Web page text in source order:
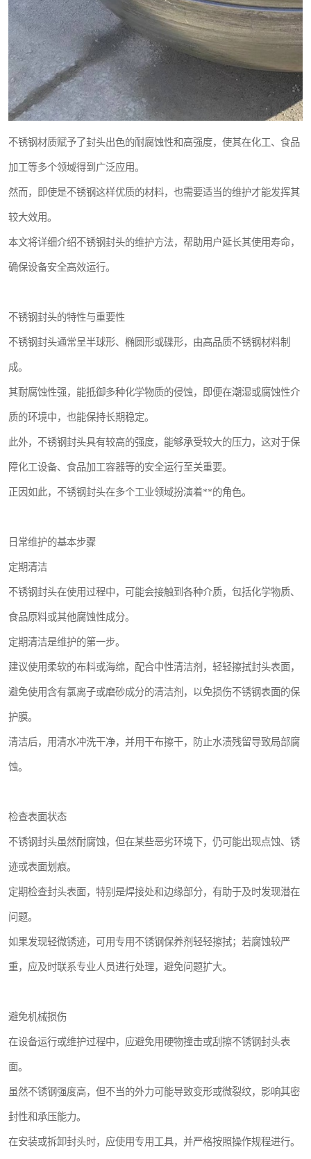
不锈钢材质赋予了封头出色的耐腐蚀性和高强度，使其在化工、食品
加工等多个领域得到广泛应用。
然而，即使是不锈钢这样优质的材料，也需要适当的维护才能发挥其
较大效用。
本文将详细介绍不锈钢封头的维护方法，帮助用户延长其使用寿命，
确保设备安全高效运行。
不锈钢封头的特性与重要性
不锈钢封头通常呈半球形、椭圆形或碟形，由高品质不锈钢材料制
成。
其耐腐蚀性强，能抵御多种化学物质的侵蚀，即便在潮湿或腐蚀性介
质的环境中，也能保持长期稳定。
此外，不锈钢封头具有较高的强度，能够承受较大的压力，这对于保
障化工设备、食品加工容器等的安全运行至关重要。
正因如此，不锈钢封头在多个工业领域扮演着**的角色。
日常维护的基本步骤
定期清洁
不锈钢封头在使用过程中，可能会接触到各种介质，包括化学物质、
食品原料或其他腐蚀性成分。
定期清洁是维护的第一步。
建议使用柔软的布料或海绵，配合中性清洁剂，轻轻擦拭封头表面，
避免使用含有氯离子或磨砂成分的清洁剂，以免损伤不锈钢表面的保
护膜。
清洁后，用清水冲洗干净，并用干布擦干，防止水渍残留导致局部腐
蚀。
检查表面状态
不锈钢封头虽然耐腐蚀，但在某些恶劣环境下，仍可能出现点蚀、锈
迹或表面划痕。
定期检查封头表面，特别是焊接处和边缘部分，有助于及时发现潜在
问题。
如果发现轻微锈迹，可用专用不锈钢保养剂轻轻擦拭；若腐蚀较严
重，应及时联系专业人员进行处理，避免问题扩大。
避免机械损伤
在设备运行或维护过程中，应避免用硬物撞击或刮擦不锈钢封头表
面。
虽然不锈钢强度高，但不当的外力可能导致变形或微裂纹，影响其密
封性和承压能力。
在安装或拆卸封头时，应使用专用工具，并严格按照操作规程进行。